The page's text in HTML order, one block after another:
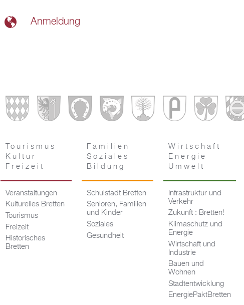
Anmeldung
Tourismus
Kultur
Freizeit
Veranstaltungen
Kulturelles Bretten
Tourismus
Freizeit
Historisches
Bretten
Familien
Soziales
Bildung
Schulstadt Bretten
Senioren, Familien
und Kinder
Soziales
Gesundheit
Wirtschaft
Energie
Umwelt
Infrastruktur und
Verkehr
Zukunft : Bretten!
Klimaschutz und
Energie
Wirtschaft und
Industrie
Bauen und
Wohnen
Stadtentwicklung
EnergiePaktBretten